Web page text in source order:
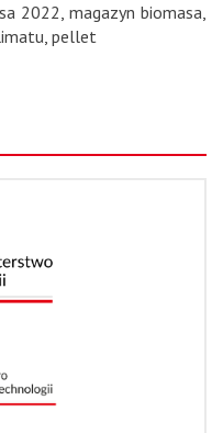
2022, magazyn biomasa,
, pellet